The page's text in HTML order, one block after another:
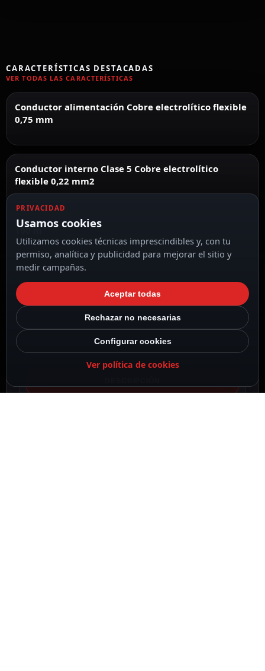
CARACTERÍSTICAS DESTACADAS
VER TODAS LAS CARACTERÍSTICAS
Conductor alimentación Cobre electrolítico flexible
0,75 mm
Conductor interno Clase 5 Cobre electrolítico
flexible 0,22 mm2
100 m
Alarma
PRIVACIDAD
Usamos cookies
Utilizamos cookies técnicas imprescindibles y, con tu
permiso, analítica y publicidad para mejorar el sitio y
medir campañas.
Aceptar todas
Rechazar no necesarias
Configurar cookies
Ver política de cookies